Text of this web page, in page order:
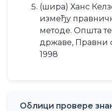
(шира) Ханс
између
методе. Општа
државе, Правни
1998
Облици провере